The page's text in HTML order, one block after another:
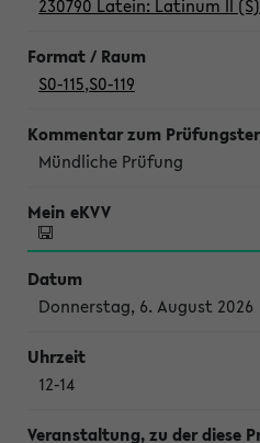
230790 Latein: Latinum II (S)
S0-115,S0-119
Mündliche Prüfung
Donnerstag, 6. August 2026
12-14